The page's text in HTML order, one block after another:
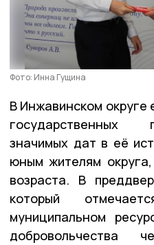
Фото: Инна Гущина
В Инжавинском округе
государственных
значимых дат в её
юным жителям
возраста. В
который
муниципальном
добровольчества